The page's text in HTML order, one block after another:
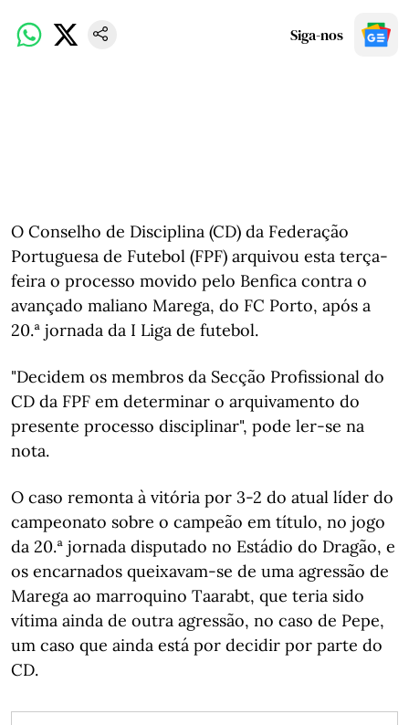
Siga-nos
O Conselho de Disciplina (CD) da Federação
Portuguesa de Futebol (FPF) arquivou esta terça-
feira o processo movido pelo Benfica contra o
avançado maliano Marega, do FC Porto, após a
20.ª jornada da I Liga de futebol.
"Decidem os membros da Secção Profissional do
CD da FPF em determinar o arquivamento do
presente processo disciplinar", pode ler-se na
nota.
O caso remonta à vitória por 3-2 do atual líder do
campeonato sobre o campeão em título, no jogo
da 20.ª jornada disputado no Estádio do Dragão, e
os encarnados queixavam-se de uma agressão de
Marega ao marroquino Taarabt, que teria sido
vítima ainda de outra agressão, no caso de Pepe,
um caso que ainda está por decidir por parte do
CD.